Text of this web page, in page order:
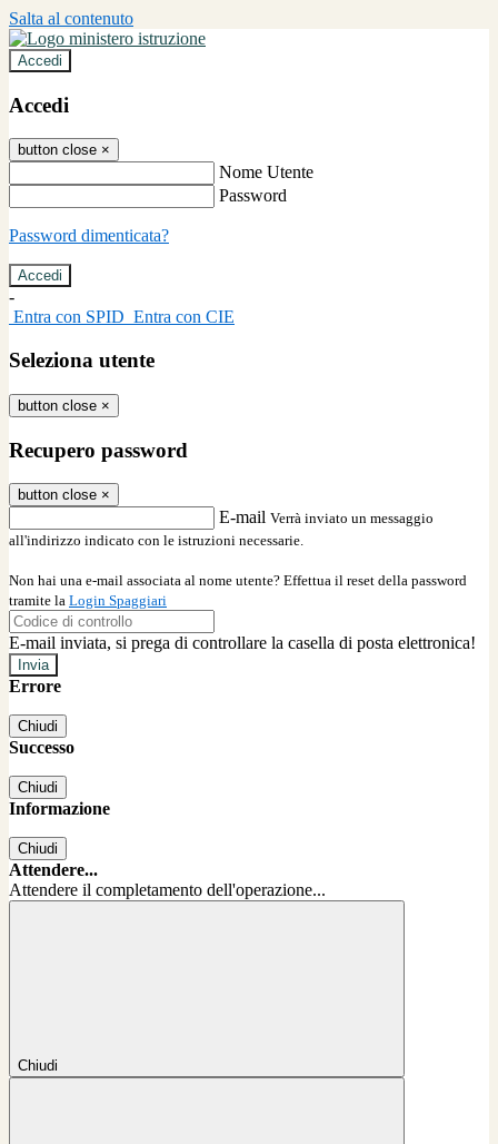
Salta al contenuto
Accedi
Accedi
button close ×
Nome Utente
Password
Password dimenticata?
-
Entra con SPID Entra con CIE
Seleziona utente
button close ×
Recupero password
button close ×
E-mail Verrà inviato un messaggio
all'indirizzo indicato con le istruzioni necessarie.
Non hai una e-mail associata al nome utente? Effettua il reset della password
tramite la Login Spaggiari
E-mail inviata, si prega di controllare la casella di posta elettronica!
Errore
Chiudi
Successo
Chiudi
Informazione
Chiudi
Attendere...
Attendere il completamento dell'operazione...
Chiudi